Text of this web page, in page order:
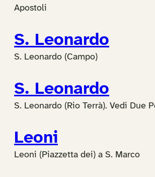
Apostoli
S. Leonardo
S. Leonardo (Campo)
S. Leonardo
S. Leonardo (Rio Terrà). Vedi Due
Leoni
Leoni (Piazzetta dei) a S. Marco